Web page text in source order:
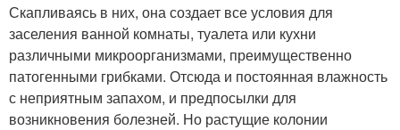
Скапливаясь в них, она создает все условия для
заселения ванной комнаты, туалета или кухни
различными микроорганизмами, преимущественно
патогенными грибками. Отсюда и постоянная влажность
с неприятным запахом, и предпосылки для
возникновения болезней. Но растущие колонии